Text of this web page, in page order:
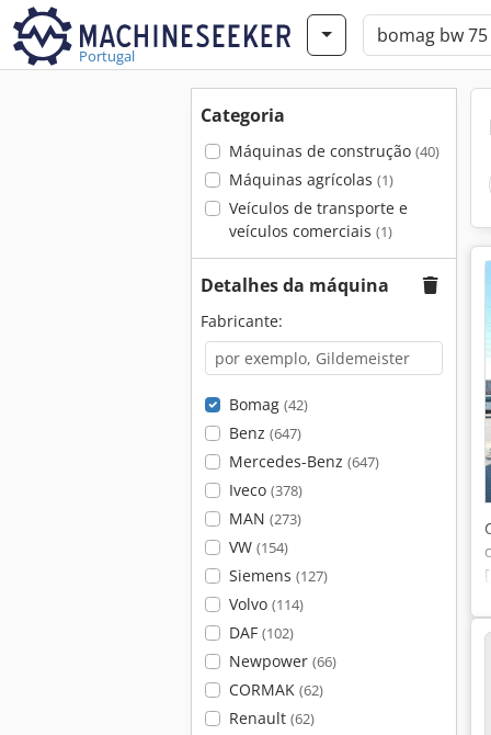
Portugal
Categoria
Máquinas de construção (40)
Máquinas agrícolas (1)
Veículos de transporte e
veículos comerciais (1)
Detalhes da máquina
Fabricante:
Bomag (42)
Benz (647)
Mercedes-Benz (647)
Iveco (378)
MAN (273)
VW (154)
Siemens (127)
Volvo (114)
DAF (102)
Newpower (66)
CORMAK (62)
Renault (62)